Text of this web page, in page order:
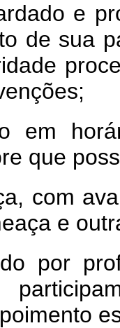
e
de sua
em
que
com
e
por